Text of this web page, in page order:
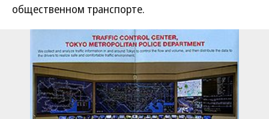
общественном транспорте.